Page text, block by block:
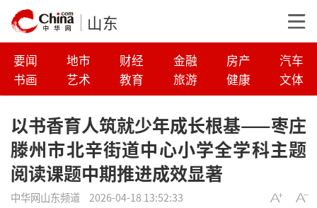
山东
要闻 地市 财经 金融 房产
汽车
书画
艺术 教育 旅游 健康 文体
以书香育人筑就少年成长根基——枣庄
滕州市北辛街道中心小学全学科主题
阅读课题中期推进成效显著
中华网山东频道 2026-04-18 13:52:33